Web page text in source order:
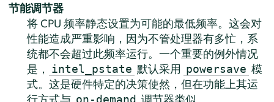
节能调节器
将 CPU 频率静态设置为可能的最低频率。这会对
性能造成严重影响，因为不管处理器有多忙，系
统都不会超过此频率运行。一个重要的例外情况
是， intel_pstate 默认采用 powersave 模
式。这是硬件特定的决策使然，但在功能上其运
行方式与 on-demand 调节器类似。